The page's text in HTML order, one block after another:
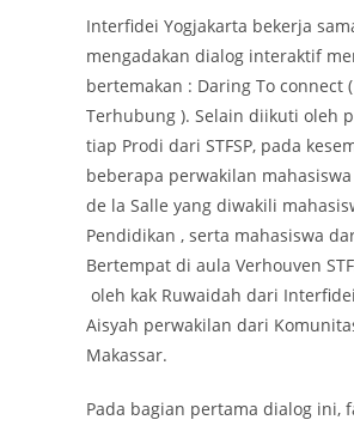
Interfidei Yogjakarta bekerja
mengadakan dialog interaktif
bertemakan : Daring To connect
Terhubung ). Selain diikuti oleh
tiap Prodi dari STFSP, pada
beberapa perwakilan
de la Salle yang diwakili
Pendidikan , serta mahasiswa
Bertempat di aula Verhouven
oleh kak Ruwaidah dari
Aisyah perwakilan dari
Makassar.
Pada bagian pertama dialog ini,